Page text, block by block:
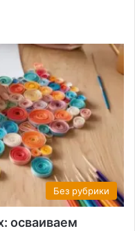
Без рубрики
осваиваем